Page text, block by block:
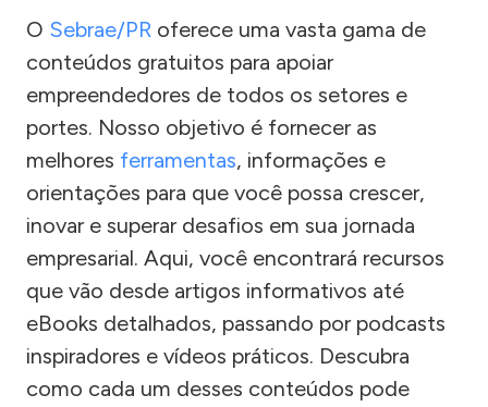
O Sebrae/PR oferece uma vasta gama de
conteúdos gratuitos para apoiar
empreendedores de todos os setores e
portes. Nosso objetivo é fornecer as
melhores ferramentas, informações e
orientações para que você possa crescer,
inovar e superar desafios em sua jornada
empresarial. Aqui, você encontrará recursos
que vão desde artigos informativos até
eBooks detalhados, passando por podcasts
inspiradores e vídeos práticos. Descubra
como cada um desses conteúdos pode